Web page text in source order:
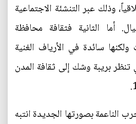
وذلك عبر التنشئة الاجتماعية
أما الثانية فثقافة محافظة
ولكنها سائدة في الأرياف الغنية
تنظر بريبة وشك إلى ثقافة المدن
الناعمة بصورتها الجديدة انتبه